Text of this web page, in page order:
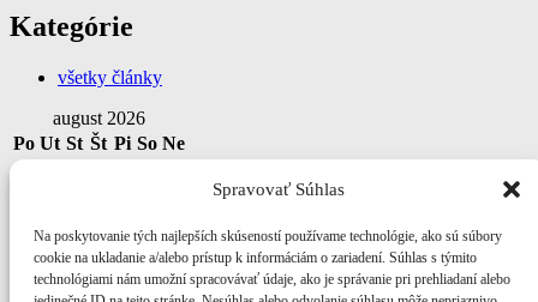
Spravovať Súhlas
Na poskytovanie tých najlepších skúseností používame technológie, ako sú súbory
cookie na ukladanie a/alebo prístup k informáciám o zariadení. Súhlas s týmito
technológiami nám umožní spracovávať údaje, ako je správanie pri prehliadaní alebo
Kategórie
všetky články
august 2026
Po Ut St Št Pi So Ne
18 19 20 21 22
23
25 26 27 28 29 30